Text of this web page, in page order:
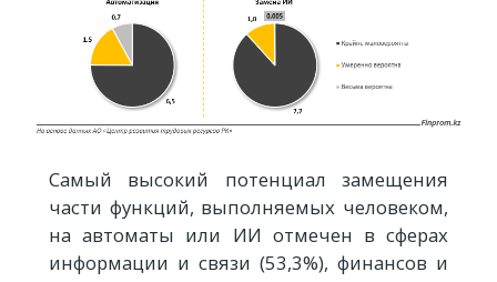
Самый высокий потенциал замещения
части функций, выполняемых человеком,
на автоматы или ИИ отмечен в сферах
информации и связи (53,3%), финансов и